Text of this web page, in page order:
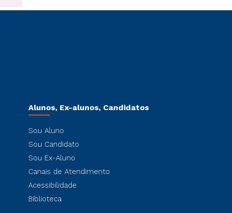
Alunos, Ex-alunos, Candidatos
Sou Aluno
Sou Candidato
Sou Ex-Aluno
Canais de Atendimento
Acessibilidade
Biblioteca